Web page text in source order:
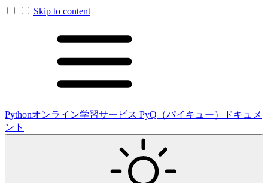
Skip to content
Pythonオンライン学習サービス PyQ（パイキュー）ドキュメ
ント